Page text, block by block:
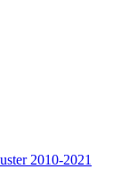
2010-2021